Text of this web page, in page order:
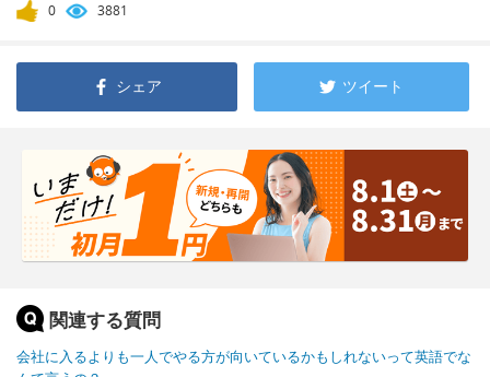
0 3881
シェア ツイート
関連する質問
会社に入るよりも一人でやる方が向いているかもしれないって英語でな